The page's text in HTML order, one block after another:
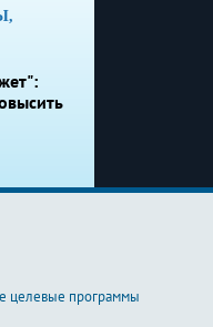
целевые программы